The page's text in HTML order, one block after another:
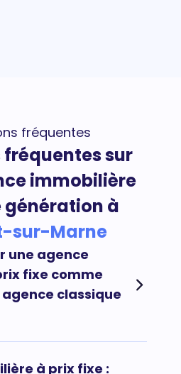
fréquentes
fréquentes sur
immobilière
génération à
sur-Marne
une agence
fixe comme
classique
chances de vendre votre
à prix fixe :